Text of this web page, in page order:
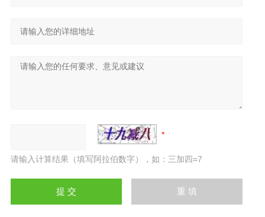
请输入计算结果（填写阿拉伯数字），如：三加四=7